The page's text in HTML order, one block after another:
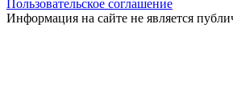
Пользовательское соглашение
Информация на сайте не является